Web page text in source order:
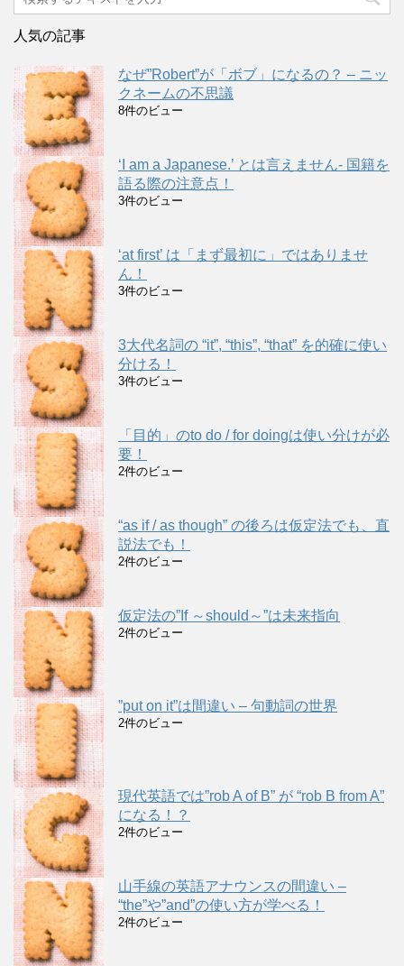
人気の記事
なぜ”Robert”が「ボブ」になるの？ – ニッ
クネームの不思議
8件のビュー
‘I am a Japanese.’ とは言えません- 国籍を
語る際の注意点！
3件のビュー
‘at first’ は「まず最初に」ではありませ
ん！
3件のビュー
3大代名詞の “it”, “this”, “that” を的確に使い
分ける！
3件のビュー
「目的」のto do / for doingは使い分けが必
要！
2件のビュー
“as if / as though” の後ろは仮定法でも、直
説法でも！
2件のビュー
仮定法の”If ～should～”は未来指向
2件のビュー
”put on it”は間違い – 句動詞の世界
2件のビュー
現代英語では”rob A of B” が “rob B from A”
になる！？
2件のビュー
山手線の英語アナウンスの間違い –
“the”や”and”の使い方が学べる！
2件のビュー